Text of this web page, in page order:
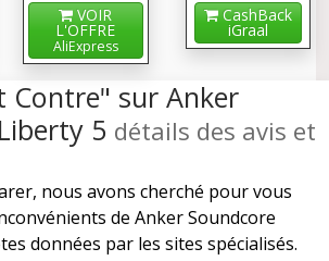
VOIR
L'OFFRE
AliExpress
cashback !
CashBack
iGraal
Contre" sur Anker
5 détails des avis et
nous avons cherché pour vous
de Anker Soundcore
données par les sites spécialisés.